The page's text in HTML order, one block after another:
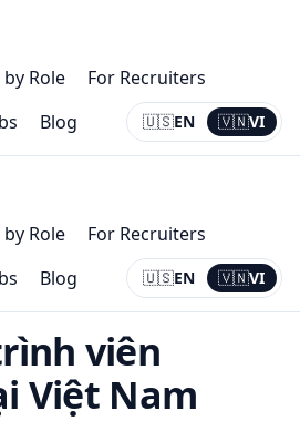
Role
For Recruiters
Blog 🇺🇸EN 🇻🇳VI
Current:
VI
Role
For Recruiters
Blog 🇺🇸EN 🇻🇳VI
Current:
VI
viên
Việt Nam